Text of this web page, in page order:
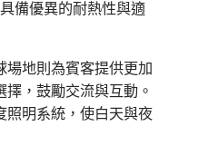
備優異的耐熱性與適
地則為賓客提供更加
，鼓勵交流與互動。
照明系統，使白天與夜